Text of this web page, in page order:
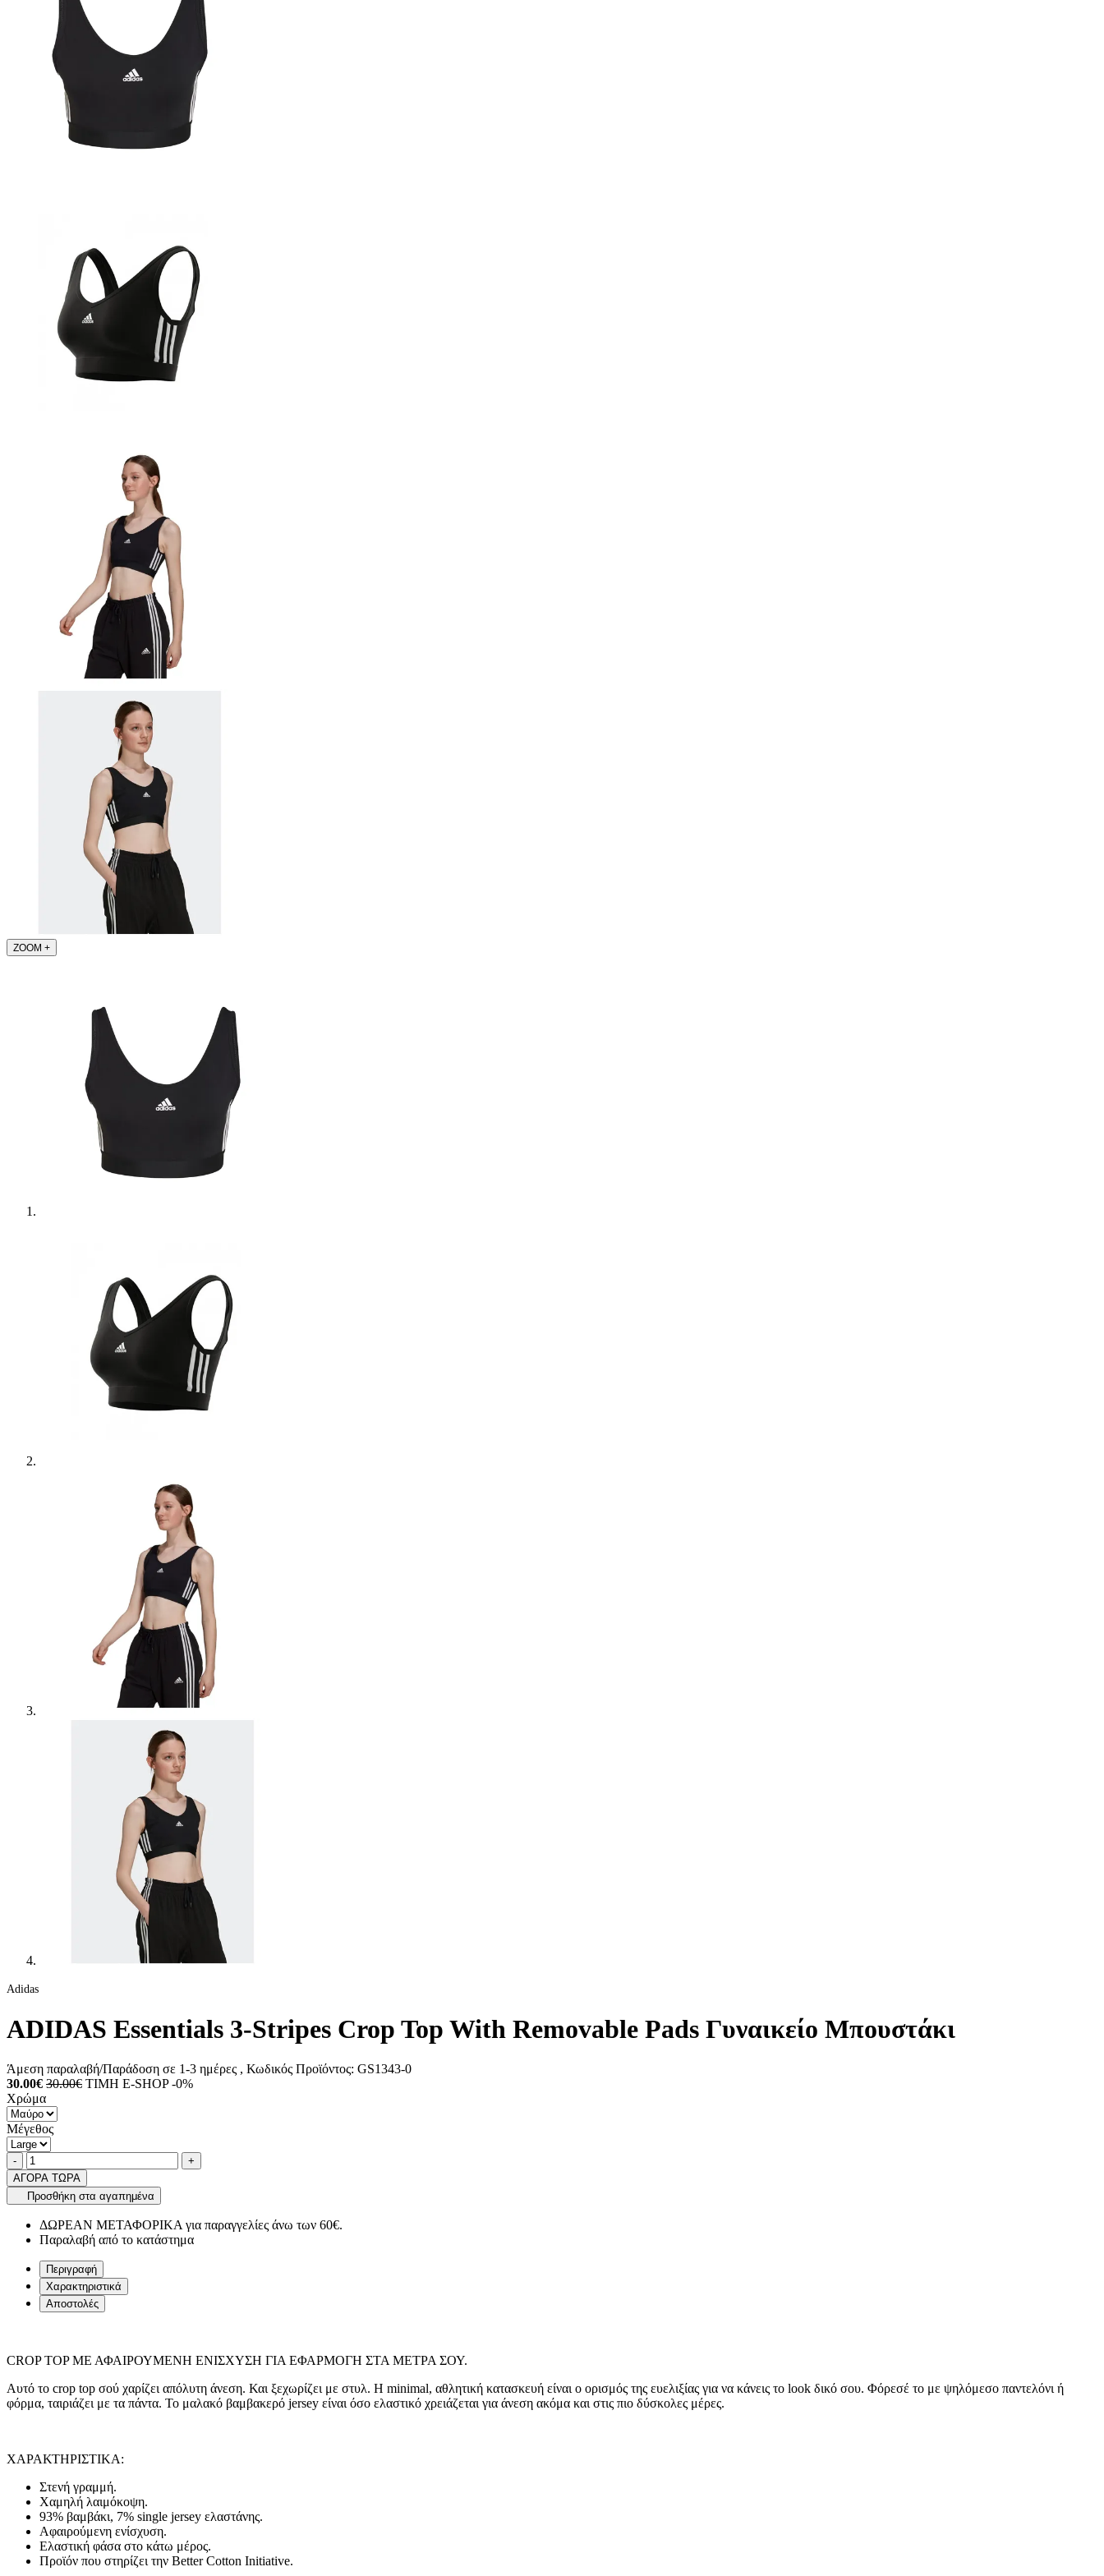
ZOOM +
Adidas
ADIDAS Essentials 3-Stripes Crop Top With Removable Pads Γυναικείο Μπουστάκι
Άμεση παραλαβή/Παράδοση σε 1-3 ημέρες , Κωδικός Προϊόντος: GS1343-0
30.00€ 30.00€ ΤΙΜΗ E-SHOP -0%
Χρώμα
Μέγεθος
Ποσότητα
-product.increase.quantity +
ΑΓΟΡΑ ΤΩΡΑ
Προσθήκη στα αγαπημένα
ΔΩΡΕΑΝ ΜΕΤΑΦΟΡΙΚΑ για παραγγελίες άνω των 60€.
Παραλαβή από το κατάστημα
Περιγραφή
Χαρακτηριστικά
Αποστολές
CROP TOP ΜΕ ΑΦΑΙΡΟΥΜΕΝΗ ΕΝΙΣΧΥΣΗ ΓΙΑ ΕΦΑΡΜΟΓΗ ΣΤΑ ΜΕΤΡΑ ΣΟΥ.
Αυτό το crop top σού χαρίζει απόλυτη άνεση. Και ξεχωρίζει με στυλ. Η minimal, αθλητική κατασκευή είναι ο ορισμός της ευελιξίας για να κάνεις το look δικό σου. Φόρεσέ το με ψηλόμεσο παντελόνι ή
φόρμα, ταιριάζει με τα πάντα. Το μαλακό βαμβακερό jersey είναι όσο ελαστικό χρειάζεται για άνεση ακόμα και στις πιο δύσκολες μέρες.
ΧΑΡΑΚΤΗΡΙΣΤΙΚΑ:
Στενή γραμμή.
Χαμηλή λαιμόκοψη.
93% βαμβάκι, 7% single jersey ελαστάνης.
Αφαιρούμενη ενίσχυση.
Ελαστική φάσα στο κάτω μέρος.
Προϊόν που στηρίζει την Better Cotton Initiative.